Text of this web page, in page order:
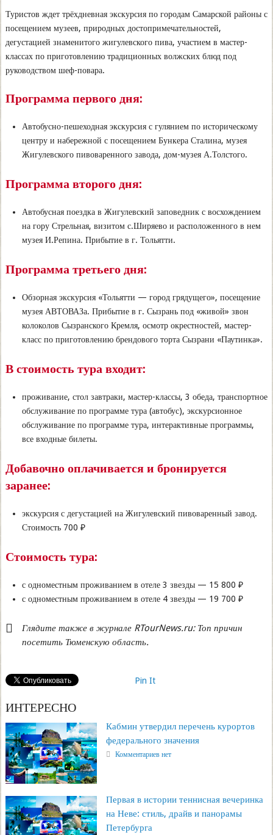
Туристов ждет трёхдневная экскурсия по городам Самарской районы с
посещением музеев, природных достопримечательностей,
дегустацией знаменитого жигулевского пива, участием в мастер-
классах по приготовлению традиционных волжских блюд под
руководством шеф-повара.
Программа первого дня:
Автобусно-пешеходная экскурсия с гулянием по историческому
центру и набережной с посещением Бункера Сталина, музея
Жигулевского пивоваренного завода, дом-музея А.Толстого.
Программа второго дня:
Автобусная поездка в Жигулевский заповедник с восхождением
на гору Стрельная, визитом с.Ширяево и расположенного в нем
музея И.Репина. Прибытие в г. Тольятти.
Программа третьего дня:
Обзорная экскурсия «Тольятти — город грядущего», посещение
музея АВТОВАЗа. Прибытие в г. Сызрань под «живой» звон
колоколов Сызранского Кремля, осмотр окрестностей, мастер-
класс по приготовлению брендового торта Сызрани «Паутинка».
В стоимость тура входит:
проживание, стол завтраки, мастер-классы, 3 обеда, транспортное
обслуживание по программе тура (автобус), экскурсионное
обслуживание по программе тура, интерактивные программы,
все входные билеты.
Добавочно оплачивается и бронируется
заранее:
экскурсия с дегустацией на Жигулевский пивоваренный завод.
Стоимость 700 ₽
Стоимость тура:
с одноместным проживанием в отеле 3 звезды — 15 800 ₽
с одноместным проживанием в отеле 4 звезды — 19 700 ₽
Глядите также в журнале RTourNews.ru: Топ причин
посетить Тюменскую область.
Pin It
ИНТЕРЕСНО
Кабмин утвердил перечень курортов
федерального значения
Комментариев нет
Первая в истории теннисная вечеринка
на Неве: стиль, драйв и панорамы
Петербурга